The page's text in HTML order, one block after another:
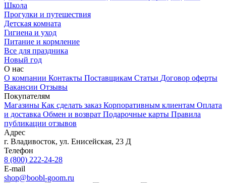
Школа
Прогулки и путешествия
Детская комната
Гигиена и уход
Питание и кормление
Все для праздника
Новый год
О нас
О компании Контакты Поставщикам Статьи Договор оферты
Вакансии Отзывы
Покупателям
Магазины Как сделать заказ Корпоративным клиентам Оплата
и доставка Обмен и возврат Подарочные карты Правила
публикации отзывов
Адрес
г. Владивосток, ул. Енисейская, 23 Д
Телефон
8 (800) 222-24-28
E-mail
shop@boobl-goom.ru